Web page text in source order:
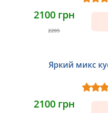
2100 грн
2205
Яркий микс
2100 грн